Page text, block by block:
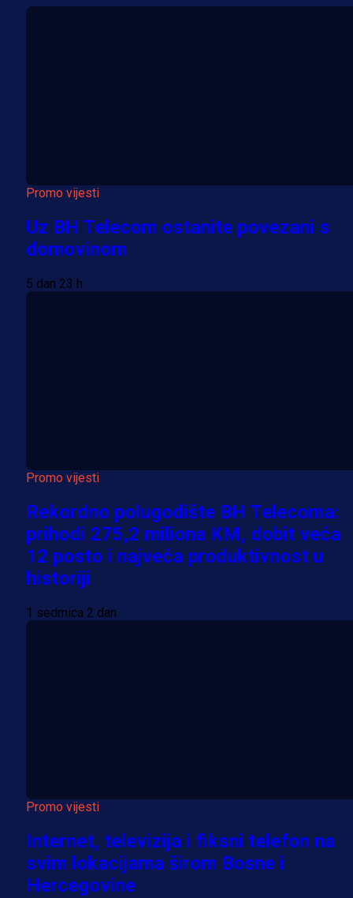
Promo vijesti
Uz BH Telecom ostanite povezani s
domovinom
5 dan 23 h
Promo vijesti
Rekordno polugodište BH Telecoma:
prihodi 275,2 miliona KM, dobit veća
12 posto i najveća produktivnost u
historiji
1 sedmica 2 dan
Promo vijesti
Internet, televizija i fiksni telefon na
svim lokacijama širom Bosne i
Hercegovine